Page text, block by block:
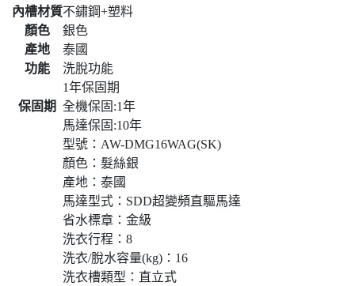
內槽材質不鏽鋼+塑料
顏色
銀色
產地
泰國
功能
洗脫功能
保固期
1年保固期
全機保固:1年
馬達保固:10年
型號：AW-DMG16WAG(SK)
顏色：髮絲銀
產地：泰國
馬達型式：SDD超變頻直驅馬達
省水標章：金級
洗衣行程：8
洗衣/脫水容量(kg)：16
洗衣槽類型：直立式